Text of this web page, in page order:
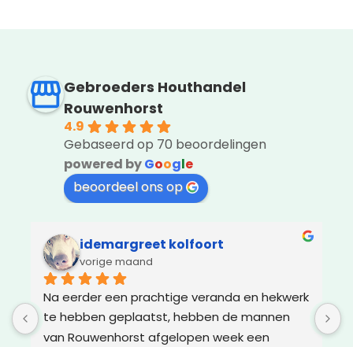
Gebroeders Houthandel
Rouwenhorst
4.9
Gebaseerd op 70 beoordelingen
powered byGoogle
beoordeel ons op
idemargreet kolfoort
vorige maand
Na eerder een prachtige veranda en hekwerk
te hebben geplaatst, hebben de mannen
van Rouwenhorst afgelopen week een